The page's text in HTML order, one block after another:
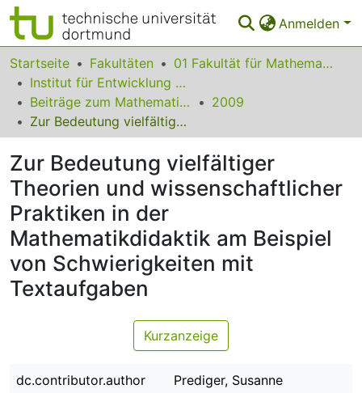
Anmelden
Bereiche & Sammlungen
Das gesamte Repositorium
Statistiken
FAQ
Leitlinien
Zurück zur Startseite
Startseite Fakultäten
01 Fakultät für Mathematik
Institut für Entwicklung und Erforschung des Mathematikunterrichts
Beiträge zum Mathematikunterricht
2009
Zur Bedeutung vielfältiger Theorien und wissenschaftlicher Praktiken in der Mathematikdidaktik am Beispiel von Schwierigkeiten mit Textaufgaben
Zur Bedeutung vielfältiger
Theorien und wissenschaftlicher
Praktiken in der
Mathematikdidaktik am Beispiel
von Schwierigkeiten mit
Textaufgaben
Kurzanzeige
dc.contributor.author Prediger, Susanne